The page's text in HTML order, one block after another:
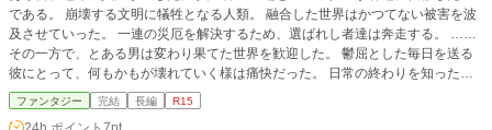
である。 崩壊する文明に犠牲となる人類。 融合した世界はかつてない被害を波
及させていった。 一連の災厄を解決するため、選ばれし者達は奔走する。 ……
その一方で、とある男は変わり果てた世界を歓迎した。 鬱屈とした毎日を送る
彼にとって、何もかもが壊れていく様は痛快だった。 日常の終わりを知った男
は、新たな世界を楽しみ始める。 快楽と暴力と勝利。 原始的な娯楽を謳歌しな
がら、男は次第に強くなっていく。 誰かが世界を救う裏で、ただ一度の人生を
ファンタジー 完結 長編 R15